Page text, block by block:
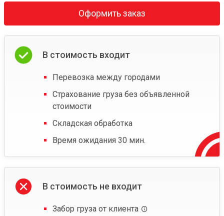
Оформить заказ
В стоимость входит
Перевозка между городами
Страхование груза без объявленной
стоимости
Складская обработка
Время ожидания 30 мин.
В стоимость не входит
Забор груза от клиента